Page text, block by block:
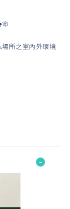
場所之室內外環境